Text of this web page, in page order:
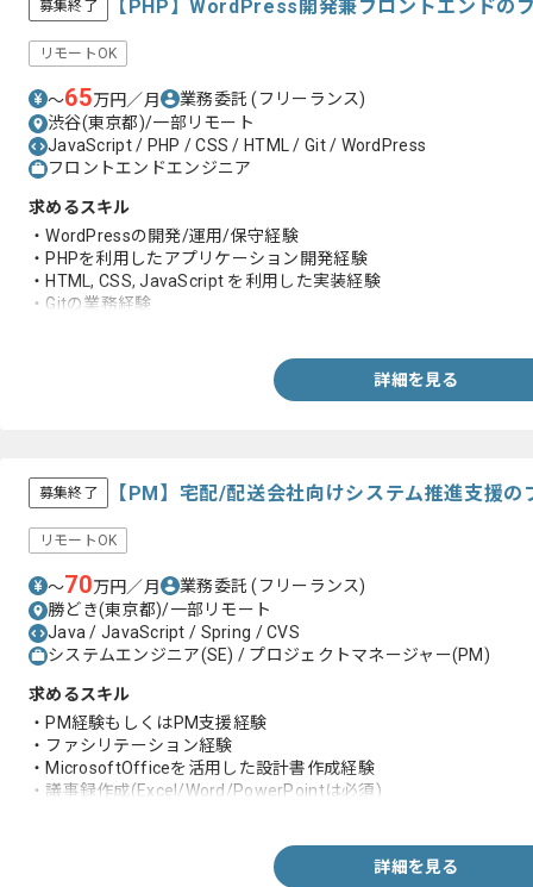
募集終了 【PHP】WordPress開発兼フロントエンドの
リモートOK
〜65万円／月 業務委託(フリーランス)
渋谷(東京都)/一部リモート
JavaScript / PHP / CSS / HTML / Git / WordPress
フロントエンドエンジニア
求めるスキル
・WordPressの開発/運用/保守経験
・PHPを利用したアプリケーション開発経験
・HTML, CSS, JavaScript を利用した実装経験
・Gitの業務経験
詳細を見る
募集終了 【PM】宅配/配送会社向けシステム推進支援
リモートOK
〜70万円／月 業務委託(フリーランス)
勝どき(東京都)/一部リモート
Java / JavaScript / Spring / CVS
システムエンジニア(SE) / プロジェクトマネージャー(PM)
求めるスキル
・PM経験もしくはPM支援経験
・ファシリテーション経験
・MicrosoftOfficeを活用した設計書作成経験
・議事録作成(Excel/Word/PowerPointは必須)
詳細を見る